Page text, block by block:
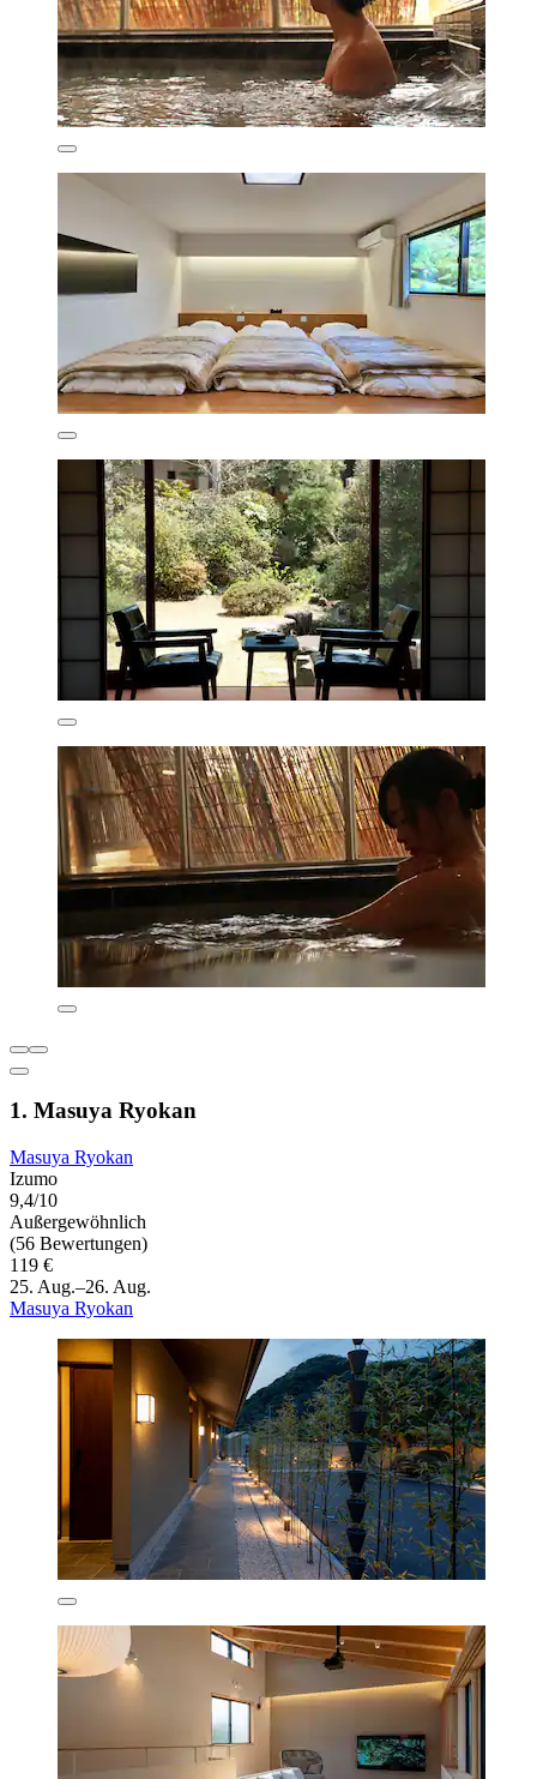
1. Masuya Ryokan
Masuya Ryokan
Izumo
9,4/10
Außergewöhnlich
(56 Bewertungen)
119 €
25. Aug.–26. Aug.
Masuya Ryokan